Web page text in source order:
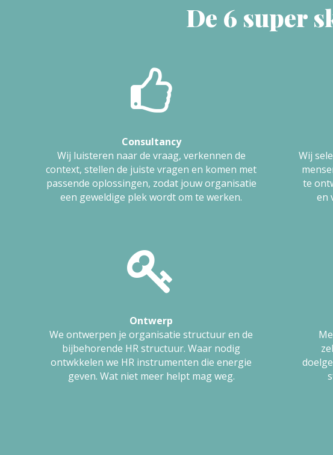
De 6 super
Consultancy
Wij luisteren naar de vraag, verkennen de
context, stellen de juiste vragen en komen met
passende oplossingen, zodat jouw organisatie
een geweldige plek wordt om te werken.
Wij
te
en
Ontwerp
We ontwerpen je organisatie structuur en de
bijbehorende HR structuur. Waar nodig
ontwkkelen we HR instrumenten die energie
geven. Wat niet meer helpt mag weg.